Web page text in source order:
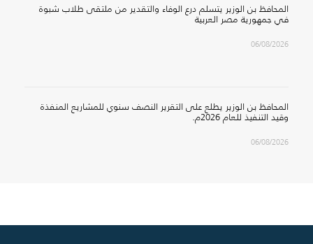
المحافظ بن الوزير يتسلم درع الوفاء والتقدير من ملتقى طلاب شبوة
في جمهورية مصر العربية
06/08/2026
المحافظ بن الوزير يطلع على التقرير النصف سنوي للمشاريع المنفذة
وقيد التنفيذ للعام 2026م.
06/08/2026